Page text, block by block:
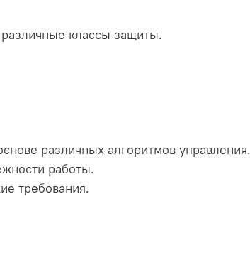
классы защиты.
различных алгоритмов управления.
работы.
требования.